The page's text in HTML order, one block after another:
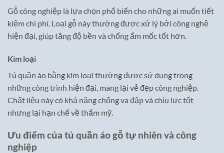
Gỗ công nghiệp là lựa chọn phổ biến cho những ai muốn tiết
kiệm chi phí. Loại gỗ này thường được xử lý bởi công nghệ
hiện đại, giúp tăng độ bền và chống ẩm mốc tốt hơn.
Kim loại
Tủ quần áo bằng kim loại thường được sử dụng trong
những công trình hiện đại, mang lại vẻ đẹp công nghiệp.
Chất liệu này có khả năng chống va đập và chịu lực tốt
nhưng lại hạn chế về thẩm mỹ.
Ưu điểm của tủ quần áo gỗ tự nhiên và công
nghiệp